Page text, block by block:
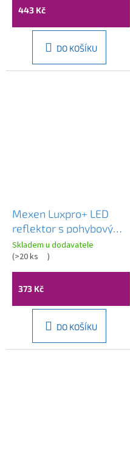
40-70
443 Kč
DO KOŠÍKU
Mexen Luxpro+ LED
reflektor s pohybovým
senzorem, 50W,
studená - 6500K, 5500
lm, černá - L236-050-
65-70
Skladem u dodavatele
(>20 ks )
373 Kč
DO KOŠÍKU